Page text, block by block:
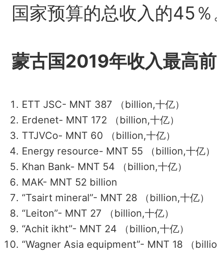
国家预算的总收入的45
蒙古国2019年收入最高
ETT JSC- MNT 387 （billion,十亿）
Erdenet- MNT 172
（billion,十亿）
TTJVCo- MNT 60
（billion,十亿）
Energy resource- MNT 55
（billion,十亿）
Khan Bank- MNT 54
（billion,十亿）
MAK- MNT 52 billion
“Tsairt mineral”- MNT 28
（billion,十亿）
“Leiton”- MNT 27
（billion,十亿）
“Achit ikht”- MNT 24
（billion,十亿）
“Wagner Asia equipment”- MNT 18
（